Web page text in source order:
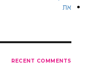
את
RECENT COMMENTS